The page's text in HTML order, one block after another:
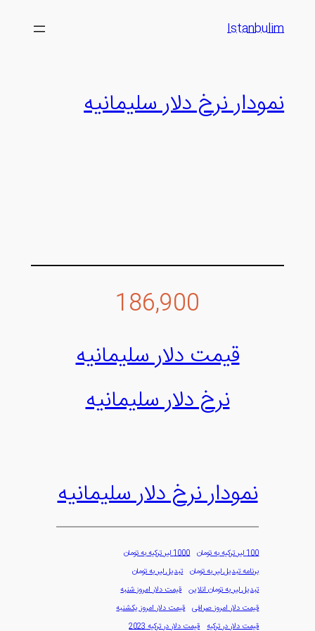
Istanbulim
نمودار نرخ دلار سلیمانیه
186,900
قیمت دلار سلیمانیه
نرخ دلار سلیمانیه
نمودار نرخ دلار سلیمانیه
100 لیر ترکیه به تومان
1000 لیر ترکیه به تومان
برنامه تبدیل لیر به تومان تبدیل لیر به تومان
تبدیل لیر به تومان انلاین قیمت دلار امروز شنبه
قیمت دلار امروز صرافی قیمت دلار امروز یکشنبه
قیمت دلار در ترکیه قیمت دلار در ترکیه 2023